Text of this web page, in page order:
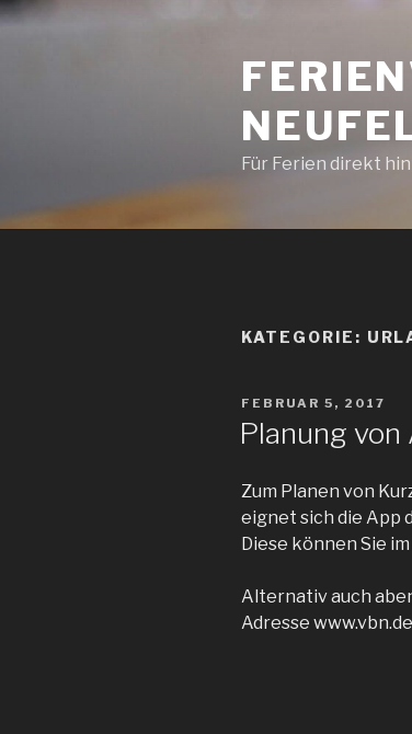
Zum
Für Ferien direkt
KATEGORIE:
VERÖFFENTLICHT
FEBRUAR 5, 2017
Planung
Zum Planen von
eignet sich die App
Diese können Sie
Alternativ auch
Adresse www.vbn.de